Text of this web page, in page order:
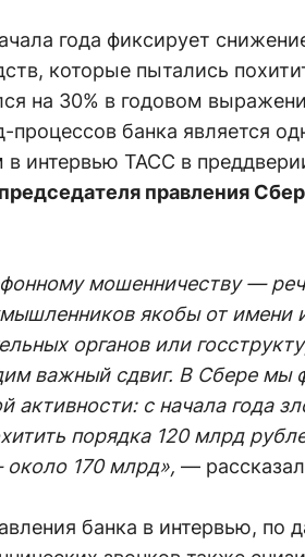
года фиксирует
которые пытались
на 30% в годовом
процессов банка является
в интервью ТАСС в
правления
мошенничеству —
якобы от имени
органов или
важный сдвиг. В Сбере мы
активности: с начала года
порядка 120 млрд
170 млрд», —
банка в интервью, по